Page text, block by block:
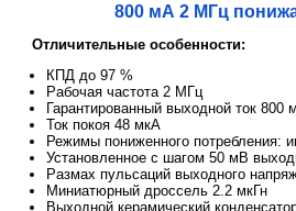
800 мА 2 МГц
Отличительные особенности:
КПД до 97 %
Рабочая частота 2 МГц
Гарантированный выходной ток 800
Ток покоя 48 мкА
Режимы пониженного
Установленное с шагом 50 мВ
Размах пульсаций выходного
Миниатюрный дроссель 2.2 мкГн
Выходной керамический